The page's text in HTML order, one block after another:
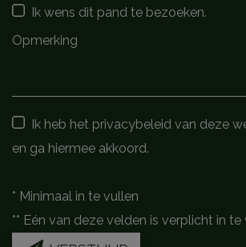
Ik wens dit pand te bezoeken.
Ik heb het privacybeleid van deze
en ga hiermee akkoord.
* Minimaal in te vullen
** Eén van deze velden is verplicht in te